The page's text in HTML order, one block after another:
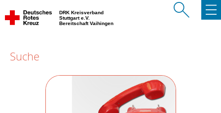
DRK Kreisverband
Stuttgart e.V.
Bereitschaft Vaihingen
Suche